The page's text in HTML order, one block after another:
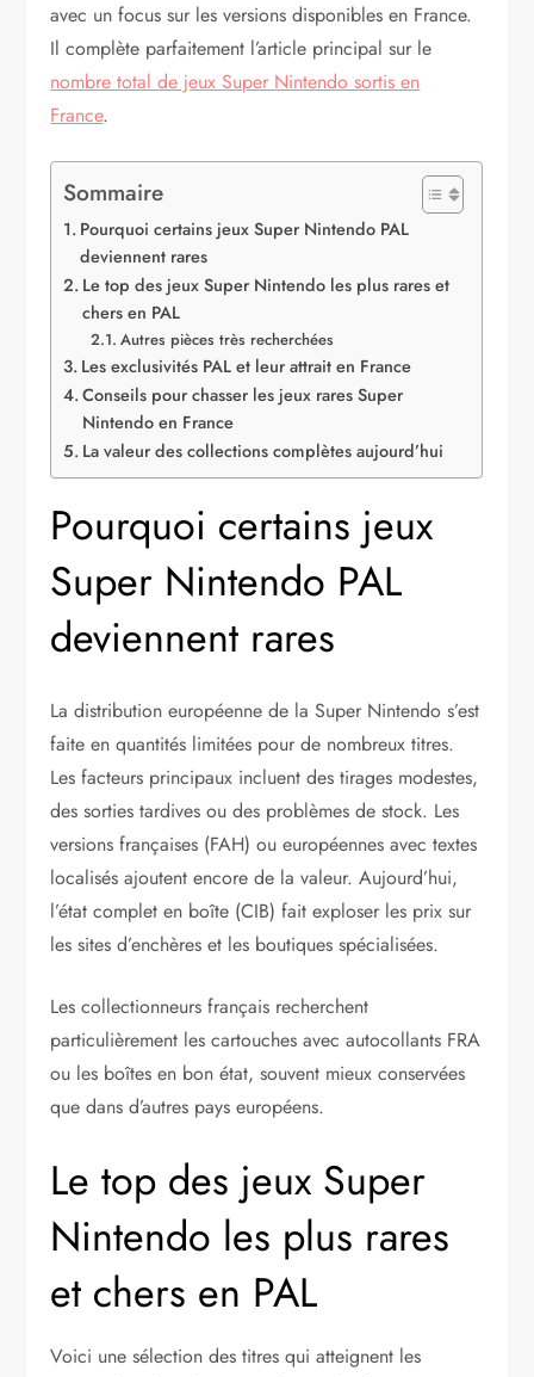
avec un focus sur les versions disponibles en France.
Il complète parfaitement l’article principal sur le
nombre total de jeux Super Nintendo sortis en
France.
Sommaire
Pourquoi certains jeux Super Nintendo PAL
deviennent rares
Le top des jeux Super Nintendo les plus rares et
chers en PAL
Autres pièces très recherchées
Les exclusivités PAL et leur attrait en France
Conseils pour chasser les jeux rares Super
Nintendo en France
La valeur des collections complètes aujourd’hui
Pourquoi certains jeux
Super Nintendo PAL
deviennent rares
La distribution européenne de la Super Nintendo s’est
faite en quantités limitées pour de nombreux titres.
Les facteurs principaux incluent des tirages modestes,
des sorties tardives ou des problèmes de stock. Les
versions françaises (FAH) ou européennes avec textes
localisés ajoutent encore de la valeur. Aujourd’hui,
l’état complet en boîte (CIB) fait exploser les prix sur
les sites d’enchères et les boutiques spécialisées.
Les collectionneurs français recherchent
particulièrement les cartouches avec autocollants FRA
ou les boîtes en bon état, souvent mieux conservées
que dans d’autres pays européens.
Le top des jeux Super
Nintendo les plus rares
et chers en PAL
Voici une sélection des titres qui atteignent les